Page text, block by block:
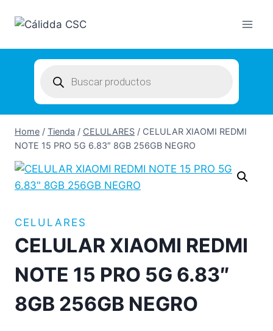
search
Home / Tienda / CELULARES / CELULAR XIAOMI REDMI
NOTE 15 PRO 5G 6.83″ 8GB 256GB NEGRO
CELULARES
CELULAR XIAOMI REDMI
NOTE 15 PRO 5G 6.83″
8GB 256GB NEGRO